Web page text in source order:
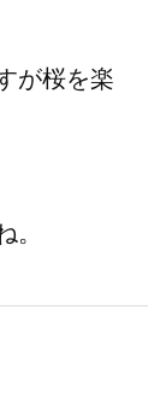
が桜を楽
。